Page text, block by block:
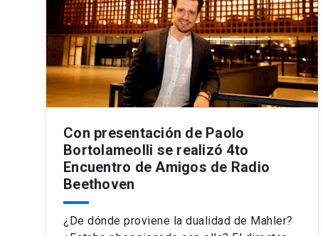
Con presentación de Paolo
Bortolameolli se realizó 4to
Encuentro de Amigos de Radio
Beethoven
¿De dónde proviene la dualidad de Mahler?